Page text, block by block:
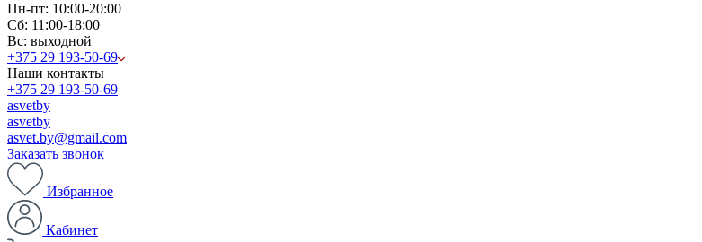
Пн-пт: 10:00-20:00
Сб: 11:00-18:00
Вс: выходной
+375 29 193-50-69
Наши контакты
+375 29 193-50-69
asvetby
asvetby
asvet.by@gmail.com
Заказать звонок
Избранное
Кабинет